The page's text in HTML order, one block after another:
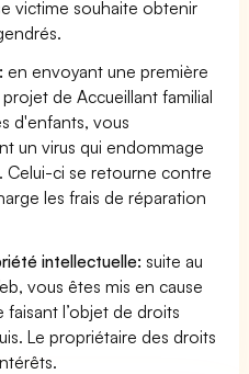
victime souhaite obtenir
en envoyant une première
de Accueillant familial
d'enfants, vous
un virus qui endommage
Celui-ci se retourne contre
les frais de réparation
intellectuelle: suite au
vous êtes mis en cause
faisant l’objet de droits
Le propriétaire des droits